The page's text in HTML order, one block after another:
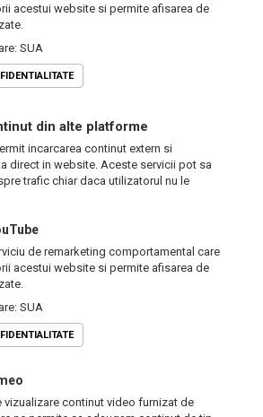
acestui website si permite afisarea de
SUA
din alte platforme
incarcarea continut extern si
direct in website. Aceste servicii pot sa
trafic chiar daca utilizatorul nu le
de remarketing comportamental care
acestui website si permite afisarea de
SUA
vizualizare continut video furnizat de